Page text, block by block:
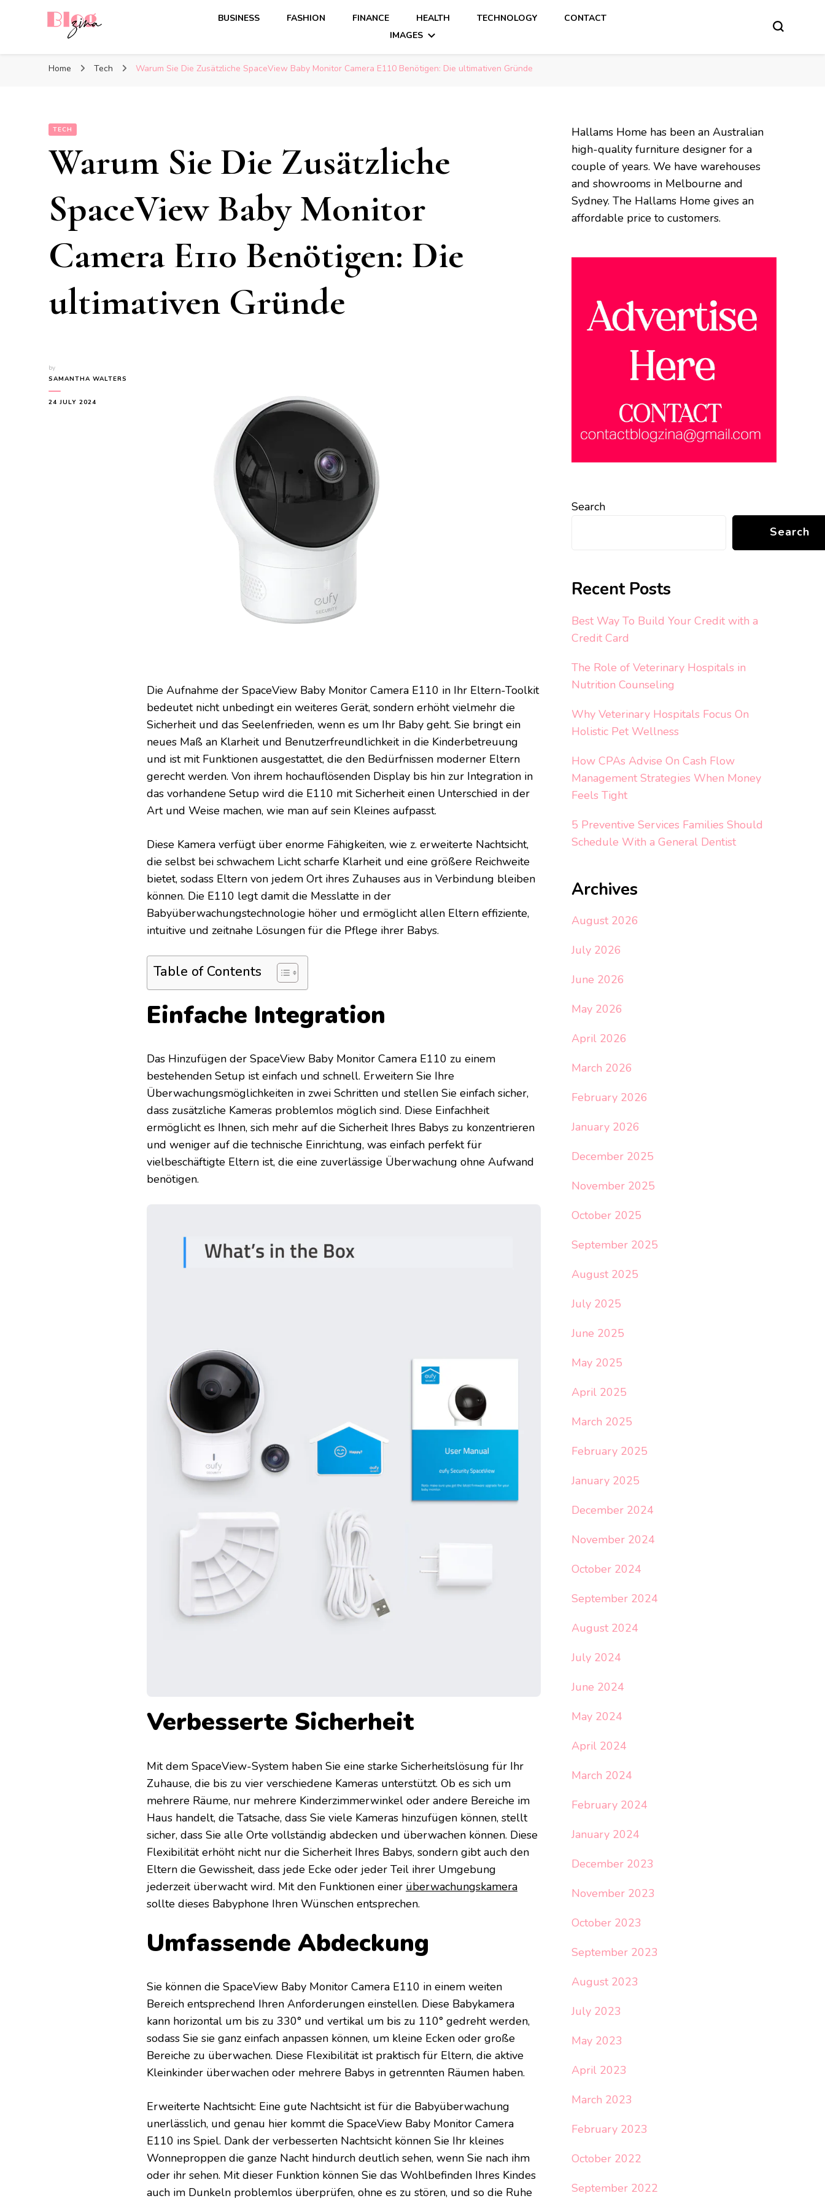
BUSINESS FASHION FINANCE HEALTH TECHNOLOGY
CONTACT
IMAGES
Home Tech Warum Sie Die Zusätzliche SpaceView Baby Monitor Camera E110 Benötigen: Die ultimativen Gründe
TECH
Warum Sie Die Zusätzliche
SpaceView Baby Monitor
Camera E110 Benötigen: Die
ultimativen Gründe
by
SAMANTHA WALTERS
24 JULY 2024
Die Aufnahme der SpaceView Baby Monitor Camera E110 in Ihr Eltern-Toolkit
bedeutet nicht unbedingt ein weiteres Gerät, sondern erhöht vielmehr die
Sicherheit und das Seelenfrieden, wenn es um Ihr Baby geht. Sie bringt ein
neues Maß an Klarheit und Benutzerfreundlichkeit in die Kinderbetreuung
und ist mit Funktionen ausgestattet, die den Bedürfnissen moderner Eltern
gerecht werden. Von ihrem hochauflösenden Display bis hin zur Integration in
das vorhandene Setup wird die E110 mit Sicherheit einen Unterschied in der
Art und Weise machen, wie man auf sein Kleines aufpasst.
Diese Kamera verfügt über enorme Fähigkeiten, wie z. erweiterte Nachtsicht,
die selbst bei schwachem Licht scharfe Klarheit und eine größere Reichweite
bietet, sodass Eltern von jedem Ort ihres Zuhauses aus in Verbindung bleiben
können. Die E110 legt damit die Messlatte in der
Babyüberwachungstechnologie höher und ermöglicht allen Eltern effiziente,
intuitive und zeitnahe Lösungen für die Pflege ihrer Babys.
Table of Contents
Einfache Integration
Das Hinzufügen der SpaceView Baby Monitor Camera E110 zu einem
bestehenden Setup ist einfach und schnell. Erweitern Sie Ihre
Überwachungsmöglichkeiten in zwei Schritten und stellen Sie einfach sicher,
dass zusätzliche Kameras problemlos möglich sind. Diese Einfachheit
ermöglicht es Ihnen, sich mehr auf die Sicherheit Ihres Babys zu konzentrieren
und weniger auf die technische Einrichtung, was einfach perfekt für
vielbeschäftigte Eltern ist, die eine zuverlässige Überwachung ohne Aufwand
benötigen.
Verbesserte Sicherheit
Mit dem SpaceView-System haben Sie eine starke Sicherheitslösung für Ihr
Zuhause, die bis zu vier verschiedene Kameras unterstützt. Ob es sich um
mehrere Räume, nur mehrere Kinderzimmerwinkel oder andere Bereiche im
Haus handelt, die Tatsache, dass Sie viele Kameras hinzufügen können, stellt
sicher, dass Sie alle Orte vollständig abdecken und überwachen können. Diese
Flexibilität erhöht nicht nur die Sicherheit Ihres Babys, sondern gibt auch den
Eltern die Gewissheit, dass jede Ecke oder jeder Teil ihrer Umgebung
jederzeit überwacht wird. Mit den Funktionen einer überwachungskamera
sollte dieses Babyphone Ihren Wünschen entsprechen.
Umfassende Abdeckung
Sie können die SpaceView Baby Monitor Camera E110 in einem weiten
Bereich entsprechend Ihren Anforderungen einstellen. Diese Babykamera
kann horizontal um bis zu 330° und vertikal um bis zu 110° gedreht werden,
sodass Sie sie ganz einfach anpassen können, um kleine Ecken oder große
Bereiche zu überwachen. Diese Flexibilität ist praktisch für Eltern, die aktive
Kleinkinder überwachen oder mehrere Babys in getrennten Räumen haben.
Erweiterte Nachtsicht: Eine gute Nachtsicht ist für die Babyüberwachung
unerlässlich, und genau hier kommt die SpaceView Baby Monitor Camera
E110 ins Spiel. Dank der verbesserten Nachtsicht können Sie Ihr kleines
Wonneproppen die ganze Nacht hindurch deutlich sehen, wenn Sie nach ihm
oder ihr sehen. Mit dieser Funktion können Sie das Wohlbefinden Ihres Kindes
auch im Dunkeln problemlos überprüfen, ohne es zu stören, und so die Ruhe
Hallams Home has been an Australian
high-quality furniture designer for a
couple of years. We have warehouses
and showrooms in Melbourne and
Sydney. The Hallams Home gives an
affordable price to customers.
Search
Search
Recent Posts
Best Way To Build Your Credit with a
Credit Card
The Role of Veterinary Hospitals in
Nutrition Counseling
Why Veterinary Hospitals Focus On
Holistic Pet Wellness
How CPAs Advise On Cash Flow
Management Strategies When Money
Feels Tight
5 Preventive Services Families Should
Schedule With a General Dentist
Archives
August 2026
July 2026
June 2026
May 2026
April 2026
March 2026
February 2026
January 2026
December 2025
November 2025
October 2025
September 2025
August 2025
July 2025
June 2025
May 2025
April 2025
March 2025
February 2025
January 2025
December 2024
November 2024
October 2024
September 2024
August 2024
July 2024
June 2024
May 2024
April 2024
March 2024
February 2024
January 2024
December 2023
November 2023
October 2023
September 2023
August 2023
July 2023
May 2023
April 2023
March 2023
February 2023
October 2022
September 2022